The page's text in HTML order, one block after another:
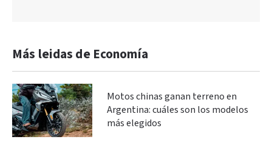
Más leidas de Economía
Motos chinas ganan terreno en
Argentina: cuáles son los modelos
más elegidos